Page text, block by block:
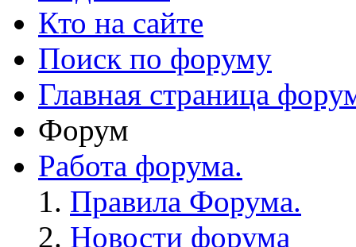
Кто на сайте
Поиск по форуму
Главная страница
Форум
Работа форума.
Правила Форума.
Новости форума